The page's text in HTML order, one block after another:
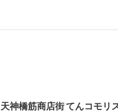
天神橋筋商店街 てんコモリ